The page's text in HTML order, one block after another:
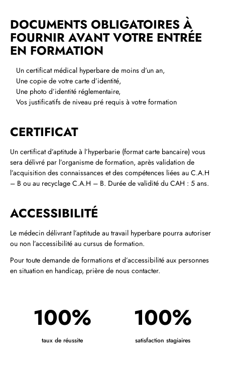
DOCUMENTS OBLIGATOIRES À
FOURNIR AVANT VOTRE ENTRÉE
EN FORMATION
Un certificat médical hyperbare de moins d’un an,
Une copie de votre carte d’identité,
Une photo d’identité réglementaire,
Vos justificatifs de niveau pré requis à votre formation
CERTIFICAT
Un certificat d’aptitude à l’hyperbarie (format carte bancaire) vous
sera délivré par l’organisme de formation, après validation de
l’acquisition des connaissances et des compétences liées au C.A.H
– B ou au recyclage C.A.H – B. Durée de validité du CAH : 5 ans.
ACCESSIBILITÉ
Le médecin délivrant l’aptitude au travail hyperbare pourra autoriser
ou non l’accessibilité au cursus de formation.
Pour toute demande de formations et d’accessibilité aux personnes
en situation en handicap, prière de nous contacter.
100%
taux de réussite
100%
satisfaction stagiaires